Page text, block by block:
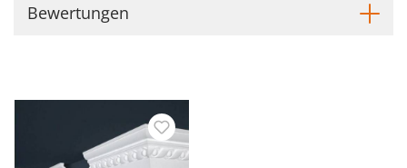
Bewertungen